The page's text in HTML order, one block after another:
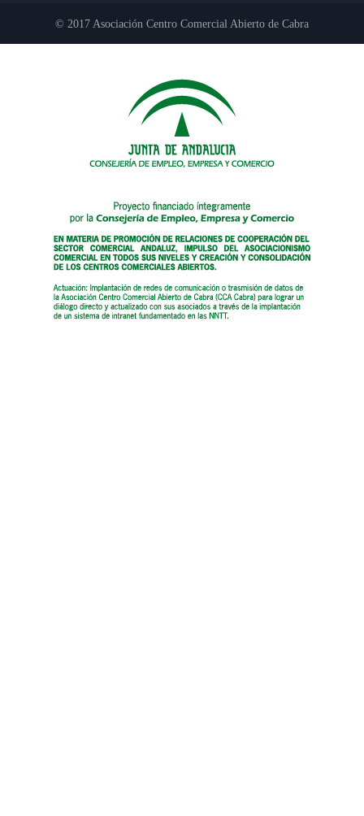
© 2017 Asociación Centro Comercial Abierto de Cabra